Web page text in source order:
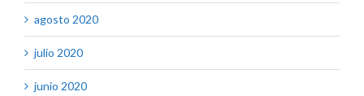
agosto 2020
julio 2020
junio 2020